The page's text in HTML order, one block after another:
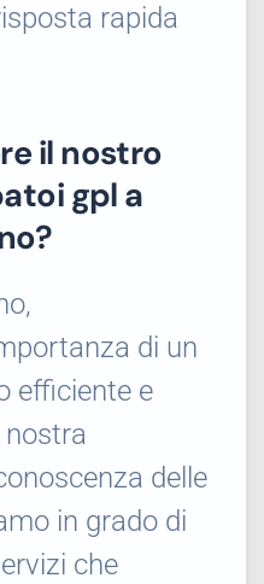
rapida
il nostro
gpl a
di un
efficiente e
nostra
delle
in grado di
che